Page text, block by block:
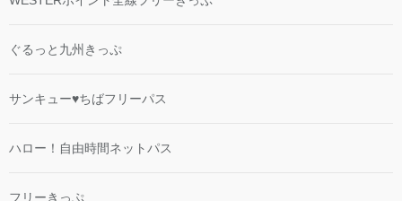
ぐるっと九州きっぷ
サンキュー♥ちばフリーパス
ハロー！自由時間ネットパス
フリーきっぷ